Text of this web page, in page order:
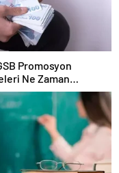
Promosyon
Ne Zaman
Yatacak?